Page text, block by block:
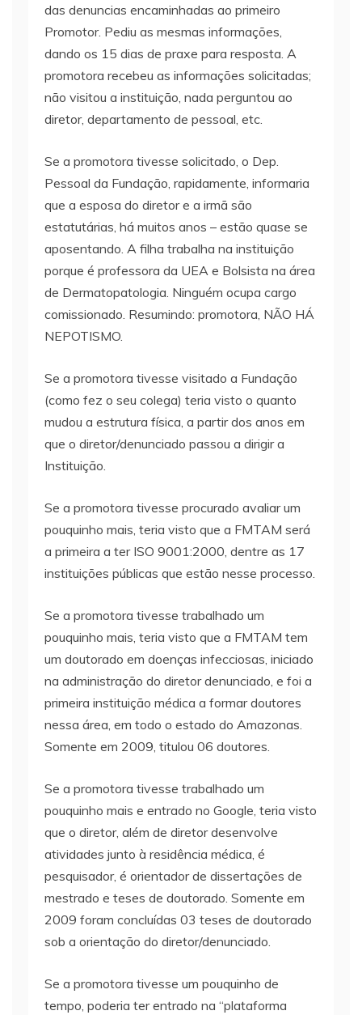
das denuncias encaminhadas ao primeiro
Promotor. Pediu as mesmas informações,
dando os 15 dias de praxe para resposta. A
promotora recebeu as informações solicitadas;
não visitou a instituição, nada perguntou ao
diretor, departamento de pessoal, etc.
Se a promotora tivesse solicitado, o Dep.
Pessoal da Fundação, rapidamente, informaria
que a esposa do diretor e a irmã são
estatutárias, há muitos anos – estão quase se
aposentando. A filha trabalha na instituição
porque é professora da UEA e Bolsista na área
de Dermatopatologia. Ninguém ocupa cargo
comissionado. Resumindo: promotora, NÃO HÁ
NEPOTISMO.
Se a promotora tivesse visitado a Fundação
(como fez o seu colega) teria visto o quanto
mudou a estrutura física, a partir dos anos em
que o diretor/denunciado passou a dirigir a
Instituição.
Se a promotora tivesse procurado avaliar um
pouquinho mais, teria visto que a FMTAM será
a primeira a ter ISO 9001:2000, dentre as 17
instituições públicas que estão nesse processo.
Se a promotora tivesse trabalhado um
pouquinho mais, teria visto que a FMTAM tem
um doutorado em doenças infecciosas, iniciado
na administração do diretor denunciado, e foi a
primeira instituição médica a formar doutores
nessa área, em todo o estado do Amazonas.
Somente em 2009, titulou 06 doutores.
Se a promotora tivesse trabalhado um
pouquinho mais e entrado no Google, teria visto
que o diretor, além de diretor desenvolve
atividades junto à residência médica, é
pesquisador, é orientador de dissertações de
mestrado e teses de doutorado. Somente em
2009 foram concluídas 03 teses de doutorado
sob a orientação do diretor/denunciado.
Se a promotora tivesse um pouquinho de
tempo, poderia ter entrado na “plataforma